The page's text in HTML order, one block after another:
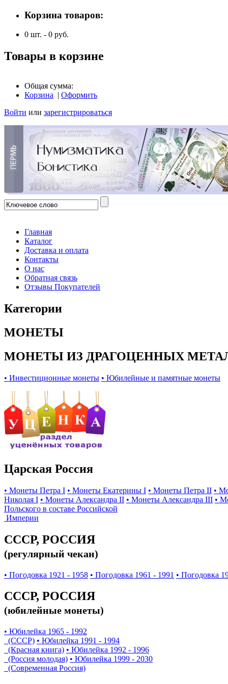
Корзина товаров:
0 шт. - 0 руб.
Товары в корзине
Общая сумма:
Корзина | Оформить
Войти или зарегистрироваться
Главная
Каталог
Доставка и оплата
Контакты
О нас
Обратная связь
Отзывы Покупателей
Категории
МОНЕТЫ
МОНЕТЫ ИЗ ДРАГОЦЕННЫХ
• Инвестиционные монеты • Юбилейные и памятные монеты
Царская Россия
• Монеты Петра I • Монеты Екатерины I • Монеты Петра II •
Николая I • Монеты Александра II • Монеты Александра III •
Польского в составе Российской
Империи
СССР, РОССИЯ
(регулярный чекан)
• Погодовка 1921 - 1958 • Погодовка 1961 - 1991 • Погодовка
СССР, РОССИЯ
(юбилейные монеты)
• Юбилейка 1965 - 1992
(СССР) • Юбилейка 1991 - 1994
(Красная книга) • Юбилейка 1992 - 1996
(Россия молодая) • Юбилейка 1999 - 2030
(Современная Россия)